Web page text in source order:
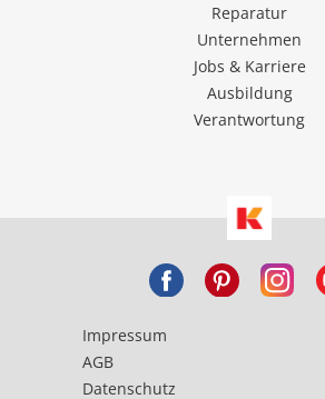
Reparatur
Unternehmen
Jobs & Karriere
Ausbildung
Verantwortung
Impressum
AGB
Datenschutz